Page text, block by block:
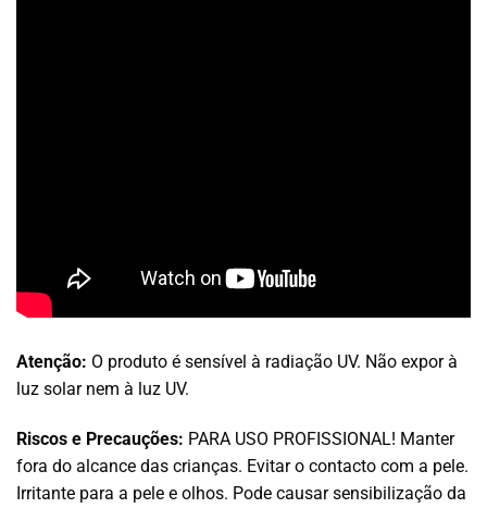
Atenção: O produto é sensível à radiação UV. Não expor à
luz solar nem à luz UV.
Riscos e Precauções: PARA USO PROFISSIONAL! Manter
fora do alcance das crianças. Evitar o contacto com a pele.
Irritante para a pele e olhos. Pode causar sensibilização da